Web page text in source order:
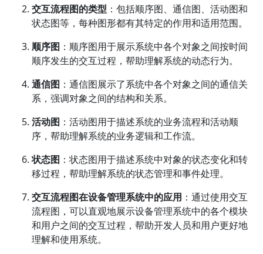
交互流程图的类型 ：包括顺序图、通信图、活动图和
状态图等，每种图形都有其特定的作用和适用范围。
顺序图 ：顺序图用于展示系统中各个对象之间按时间
顺序发生的交互过程，帮助理解系统的动态行为。
通信图 ：通信图展示了系统中各个对象之间的通信关
系，强调对象之间的结构和关系。
活动图 ：活动图用于描述系统的业务流程和活动顺
序，帮助理解系统的业务逻辑和工作流。
状态图 ：状态图用于描述系统中对象的状态变化和转
移过程，帮助理解系统的状态管理和事件处理。
交互流程图在设备管理系统中的应用 ：通过使用交互
流程图，可以直观地展示设备管理系统中的各个模块
和用户之间的交互过程，帮助开发人员和用户更好地
理解和使用系统。